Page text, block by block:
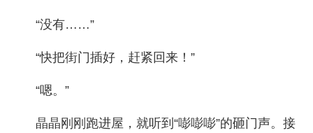
“没有……”
“快把街门插好，赶紧回来！”
“嗯。”
晶晶刚刚跑进屋，就听到“嘭嘭嘭”的砸门声。接